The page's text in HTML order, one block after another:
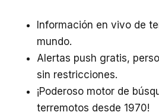
Información en vivo de
mundo.
Alertas push gratis,
sin restricciones.
¡Poderoso motor de
terremotos desde 1970!